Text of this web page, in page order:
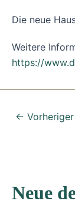
Die neue
Weitere
https://
←
Neue